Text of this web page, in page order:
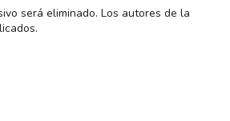
será eliminado. Los autores de la